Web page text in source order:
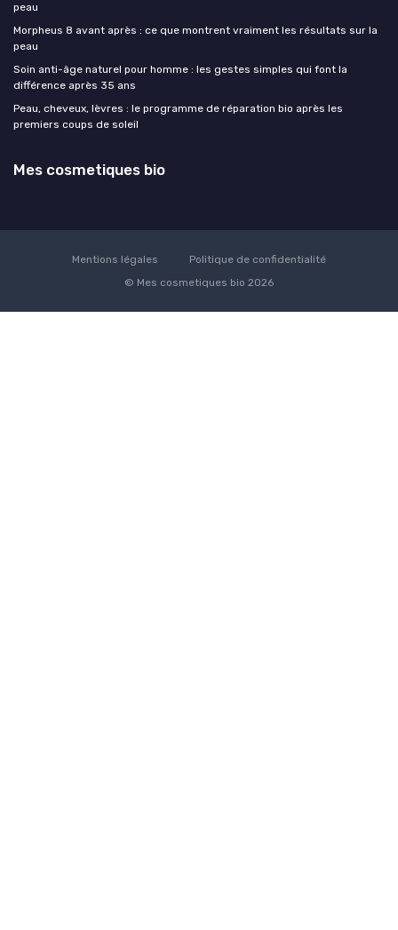
peau
Morpheus 8 avant après : ce que montrent vraiment les résultats sur la
peau
Soin anti-âge naturel pour homme : les gestes simples qui font la
différence après 35 ans
Peau, cheveux, lèvres : le programme de réparation bio après les
premiers coups de soleil
Mes cosmetiques bio
Mentions légales
Politique de confidentialité
© Mes cosmetiques bio 2026